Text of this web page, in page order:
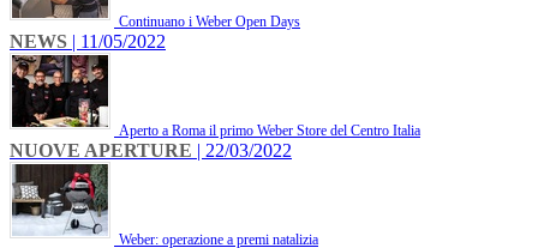
Continuano i Weber Open Days
NEWS | 11/05/2022
Aperto a Roma il primo Weber Store del Centro Italia
NUOVE APERTURE | 22/03/2022
Weber: operazione a premi natalizia